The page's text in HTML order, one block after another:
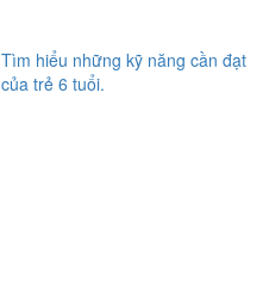
Tìm hiểu những kỹ năng cần đạt
của trẻ 6 tuổi.